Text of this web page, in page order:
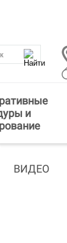
и
ВИДЕО